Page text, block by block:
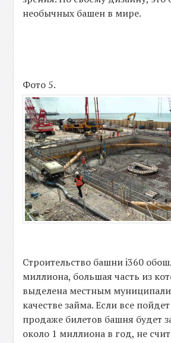
необычных башен в мире.
Фото 5.
Строительство башни i360
миллиона, большая часть из
выделена местным
качестве займа. Если все
продаже билетов башня будет
около 1 миллиона в год, не